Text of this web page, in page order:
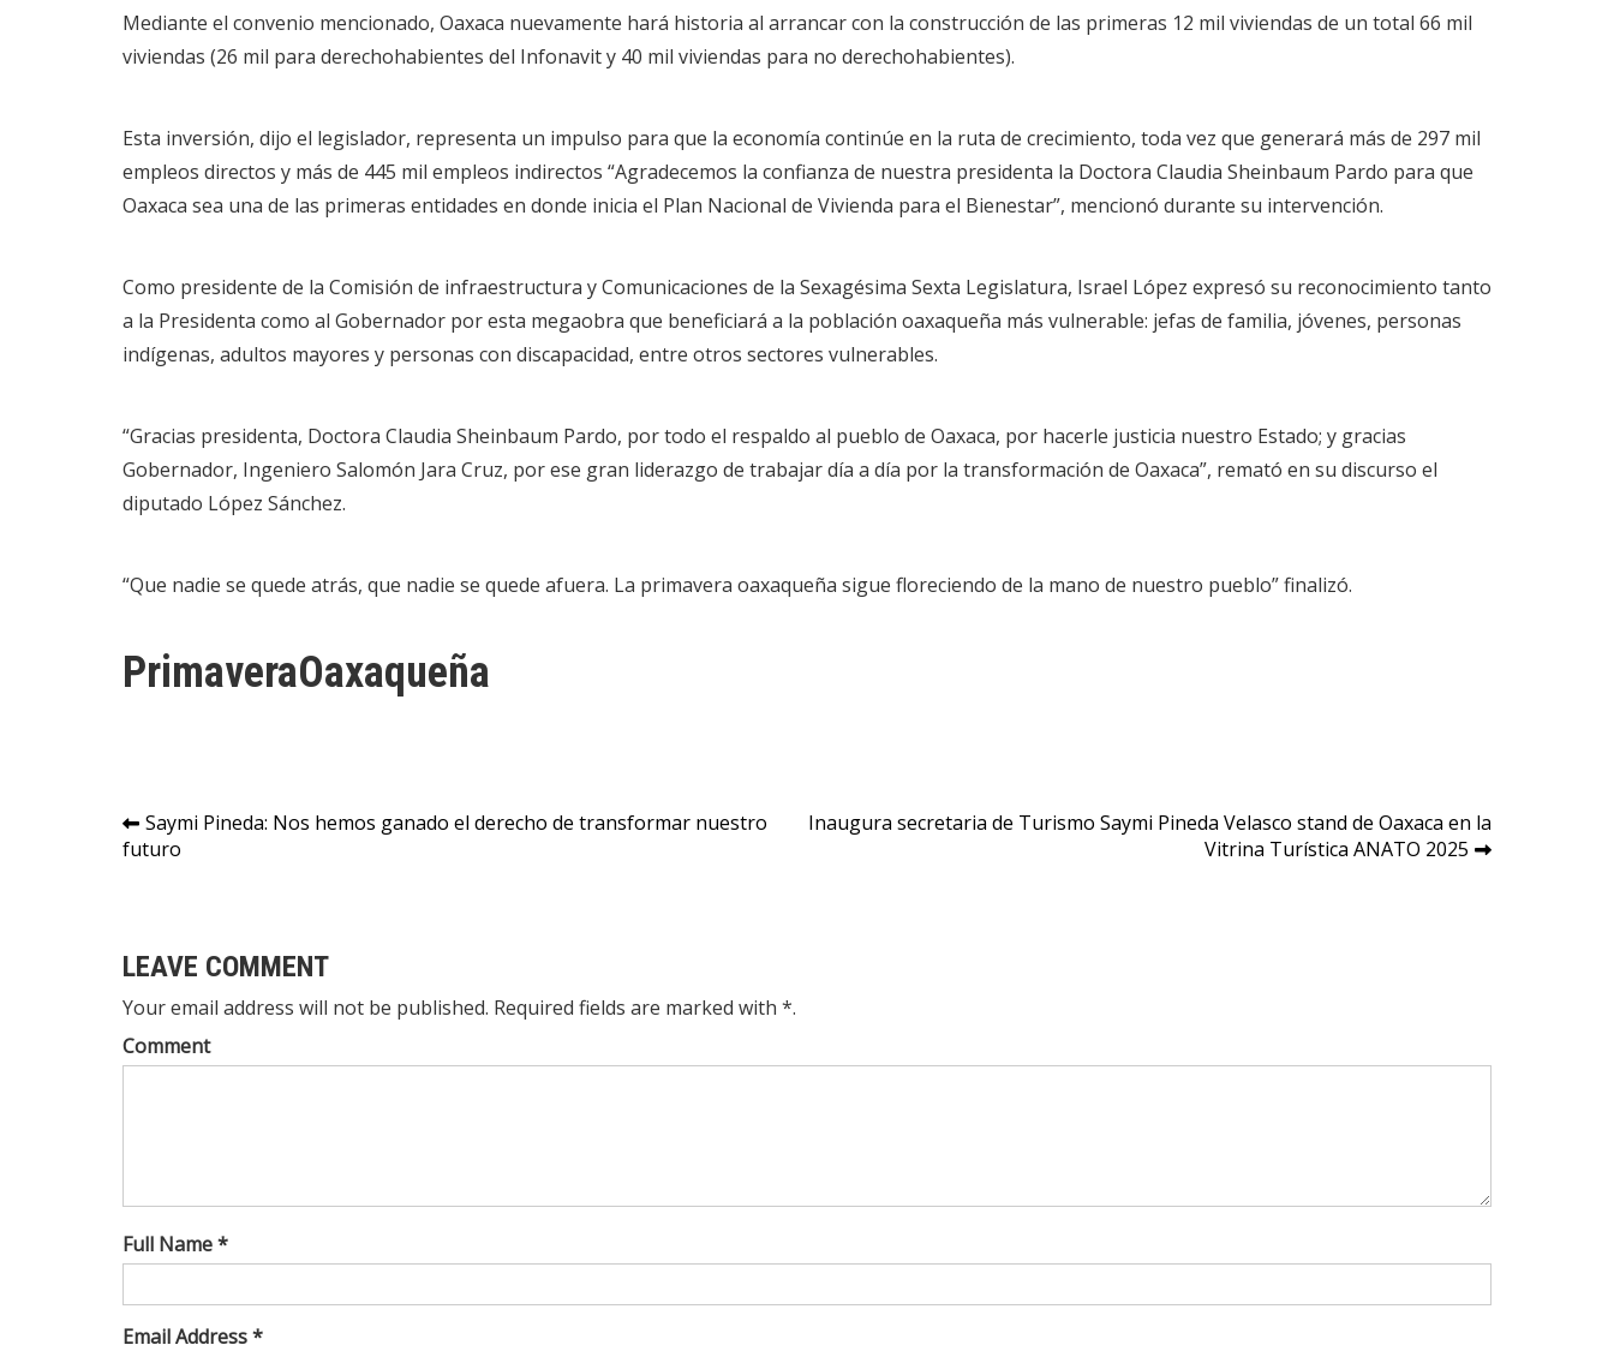
Mediante el convenio mencionado, Oaxaca nuevamente hará historia al arrancar con la construcción de las primeras 12 mil viviendas de un total 66 mil
viviendas (26 mil para derechohabientes del Infonavit y 40 mil viviendas para no derechohabientes).
Esta inversión, dijo el legislador, representa un impulso para que la economía continúe en la ruta de crecimiento, toda vez que generará más de 297 mil
empleos directos y más de 445 mil empleos indirectos “Agradecemos la confianza de nuestra presidenta la Doctora Claudia Sheinbaum Pardo para que
Oaxaca sea una de las primeras entidades en donde inicia el Plan Nacional de Vivienda para el Bienestar”, mencionó durante su intervención.
Como presidente de la Comisión de infraestructura y Comunicaciones de la Sexagésima Sexta Legislatura, Israel López expresó su reconocimiento tanto
a la Presidenta como al Gobernador por esta megaobra que beneficiará a la población oaxaqueña más vulnerable: jefas de familia, jóvenes, personas
indígenas, adultos mayores y personas con discapacidad, entre otros sectores vulnerables.
“Gracias presidenta, Doctora Claudia Sheinbaum Pardo, por todo el respaldo al pueblo de Oaxaca, por hacerle justicia nuestro Estado; y gracias
Gobernador, Ingeniero Salomón Jara Cruz, por ese gran liderazgo de trabajar día a día por la transformación de Oaxaca”, remató en su discurso el
diputado López Sánchez.
“Que nadie se quede atrás, que nadie se quede afuera. La primavera oaxaqueña sigue floreciendo de la mano de nuestro pueblo” finalizó.
PrimaveraOaxaqueña
Navegación
de
Saymi Pineda: Nos hemos ganado el derecho de transformar nuestro
futuro
Inaugura secretaria de Turismo Saymi Pineda Velasco stand de Oaxaca en la
Vitrina Turística ANATO 2025
LEAVE COMMENT
Your email address will not be published. Required fields are marked with *.
Comment
Full Name *
Email Address *